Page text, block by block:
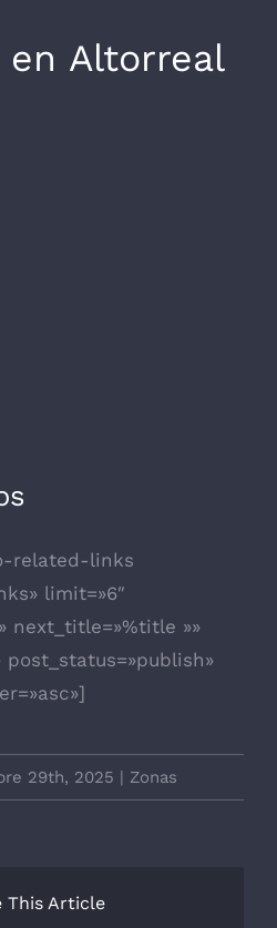
en Altorreal
related-links
limit=»6″
next_title=»%title »»
29th, 2025 | Zonas
This Article